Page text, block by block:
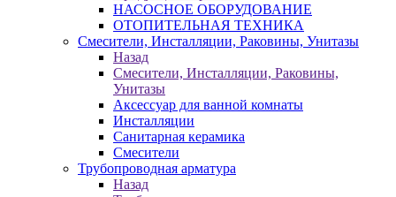
НАСОСНОЕ ОБОРУДОВАНИЕ
ОТОПИТЕЛЬНАЯ ТЕХНИКА
Смесители, Инсталляции, Раковины, Унитазы
Назад
Смесители, Инсталляции, Раковины,
Унитазы
Аксессуар для ванной комнаты
Инсталляции
Санитарная керамика
Смесители
Трубопроводная арматура
Назад